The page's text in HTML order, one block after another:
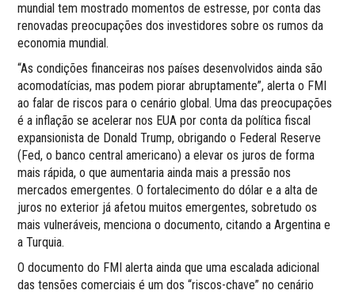
mundial tem mostrado momentos de estresse, por conta das
renovadas preocupações dos investidores sobre os rumos da
economia mundial.
“As condições financeiras nos países desenvolvidos ainda são
acomodatícias, mas podem piorar abruptamente”, alerta o FMI
ao falar de riscos para o cenário global. Uma das preocupações
é a inflação se acelerar nos EUA por conta da política fiscal
expansionista de Donald Trump, obrigando o Federal Reserve
(Fed, o banco central americano) a elevar os juros de forma
mais rápida, o que aumentaria ainda mais a pressão nos
mercados emergentes. O fortalecimento do dólar e a alta de
juros no exterior já afetou muitos emergentes, sobretudo os
mais vulneráveis, menciona o documento, citando a Argentina e
a Turquia.
O documento do FMI alerta ainda que uma escalada adicional
das tensões comerciais é um dos “riscos-chave” no cenário